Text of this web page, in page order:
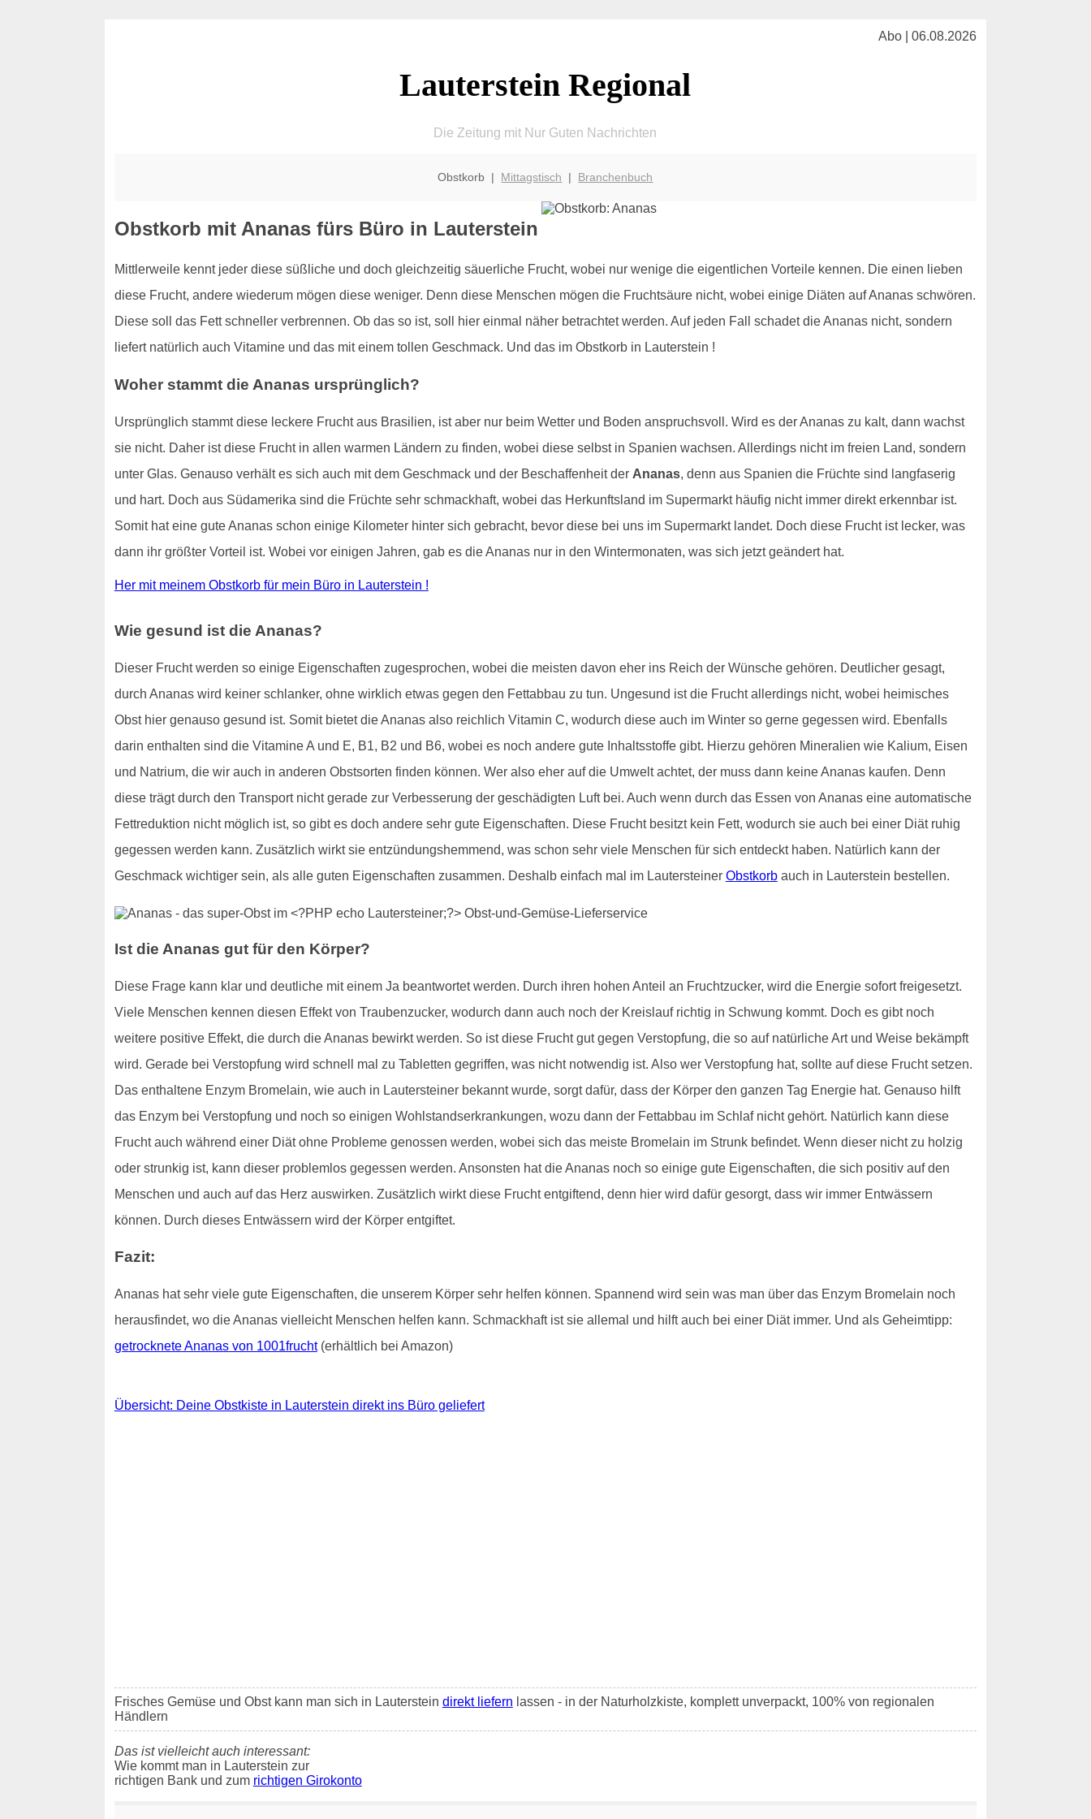
Abo | 06.08.2026
Lauterstein Regional
Die Zeitung mit Nur Guten Nachrichten
Obstkorb | Mittagstisch | Branchenbuch
Obstkorb mit Ananas fürs Büro in Lauterstein
Mittlerweile kennt jeder diese süßliche und doch gleichzeitig säuerliche Frucht, wobei nur wenige die eigentlichen Vorteile kennen. Die einen lieben
diese Frucht, andere wiederum mögen diese weniger. Denn diese Menschen mögen die Fruchtsäure nicht, wobei einige Diäten auf Ananas schwören.
Diese soll das Fett schneller verbrennen. Ob das so ist, soll hier einmal näher betrachtet werden. Auf jeden Fall schadet die Ananas nicht, sondern
liefert natürlich auch Vitamine und das mit einem tollen Geschmack. Und das im Obstkorb in Lauterstein !
Woher stammt die Ananas ursprünglich?
Ursprünglich stammt diese leckere Frucht aus Brasilien, ist aber nur beim Wetter und Boden anspruchsvoll. Wird es der Ananas zu kalt, dann wachst
sie nicht. Daher ist diese Frucht in allen warmen Ländern zu finden, wobei diese selbst in Spanien wachsen. Allerdings nicht im freien Land, sondern
unter Glas. Genauso verhält es sich auch mit dem Geschmack und der Beschaffenheit der Ananas, denn aus Spanien die Früchte sind langfaserig
und hart. Doch aus Südamerika sind die Früchte sehr schmackhaft, wobei das Herkunftsland im Supermarkt häufig nicht immer direkt erkennbar ist.
Somit hat eine gute Ananas schon einige Kilometer hinter sich gebracht, bevor diese bei uns im Supermarkt landet. Doch diese Frucht ist lecker, was
dann ihr größter Vorteil ist. Wobei vor einigen Jahren, gab es die Ananas nur in den Wintermonaten, was sich jetzt geändert hat.
Her mit meinem Obstkorb für mein Büro in Lauterstein !
Wie gesund ist die Ananas?
Dieser Frucht werden so einige Eigenschaften zugesprochen, wobei die meisten davon eher ins Reich der Wünsche gehören. Deutlicher gesagt,
durch Ananas wird keiner schlanker, ohne wirklich etwas gegen den Fettabbau zu tun. Ungesund ist die Frucht allerdings nicht, wobei heimisches
Obst hier genauso gesund ist. Somit bietet die Ananas also reichlich Vitamin C, wodurch diese auch im Winter so gerne gegessen wird. Ebenfalls
darin enthalten sind die Vitamine A und E, B1, B2 und B6, wobei es noch andere gute Inhaltsstoffe gibt. Hierzu gehören Mineralien wie Kalium, Eisen
und Natrium, die wir auch in anderen Obstsorten finden können. Wer also eher auf die Umwelt achtet, der muss dann keine Ananas kaufen. Denn
diese trägt durch den Transport nicht gerade zur Verbesserung der geschädigten Luft bei. Auch wenn durch das Essen von Ananas eine automatische
Fettreduktion nicht möglich ist, so gibt es doch andere sehr gute Eigenschaften. Diese Frucht besitzt kein Fett, wodurch sie auch bei einer Diät ruhig
gegessen werden kann. Zusätzlich wirkt sie entzündungshemmend, was schon sehr viele Menschen für sich entdeckt haben. Natürlich kann der
Geschmack wichtiger sein, als alle guten Eigenschaften zusammen. Deshalb einfach mal im Lautersteiner Obstkorbauch in Lauterstein bestellen.
Ist die Ananas gut für den Körper?
Diese Frage kann klar und deutliche mit einem Ja beantwortet werden. Durch ihren hohen Anteil an Fruchtzucker, wird die Energie sofort freigesetzt.
Viele Menschen kennen diesen Effekt von Traubenzucker, wodurch dann auch noch der Kreislauf richtig in Schwung kommt. Doch es gibt noch
weitere positive Effekt, die durch die Ananas bewirkt werden. So ist diese Frucht gut gegen Verstopfung, die so auf natürliche Art und Weise bekämpft
wird. Gerade bei Verstopfung wird schnell mal zu Tabletten gegriffen, was nicht notwendig ist. Also wer Verstopfung hat, sollte auf diese Frucht setzen.
Das enthaltene Enzym Bromelain, wie auch in Lautersteiner bekannt wurde, sorgt dafür, dass der Körper den ganzen Tag Energie hat. Genauso hilft
das Enzym bei Verstopfung und noch so einigen Wohlstandserkrankungen, wozu dann der Fettabbau im Schlaf nicht gehört. Natürlich kann diese
Frucht auch während einer Diät ohne Probleme genossen werden, wobei sich das meiste Bromelain im Strunk befindet. Wenn dieser nicht zu holzig
oder strunkig ist, kann dieser problemlos gegessen werden. Ansonsten hat die Ananas noch so einige gute Eigenschaften, die sich positiv auf den
Menschen und auch auf das Herz auswirken. Zusätzlich wirkt diese Frucht entgiftend, denn hier wird dafür gesorgt, dass wir immer Entwässern
können. Durch dieses Entwässern wird der Körper entgiftet.
Fazit:
Ananas hat sehr viele gute Eigenschaften, die unserem Körper sehr helfen können. Spannend wird sein was man über das Enzym Bromelain noch
herausfindet, wo die Ananas vielleicht Menschen helfen kann. Schmackhaft ist sie allemal und hilft auch bei einer Diät immer. Und als Geheimtipp:
getrocknete Ananas von 1001frucht(erhältlich bei Amazon)
Übersicht: Deine Obstkiste in Lauterstein direkt ins Büro geliefert
Frisches Gemüse und Obst kann man sich in Lauterstein direkt liefern lassen - in der Naturholzkiste, komplett unverpackt, 100% von regionalen
Händlern
Das ist vielleicht auch interessant:
Wie kommt man in Lauterstein zur
richtigen Bank und zum richtigen Girokonto